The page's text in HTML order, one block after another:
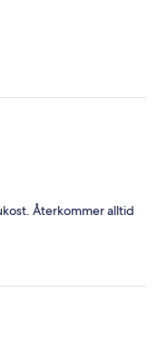
Återkommer alltid